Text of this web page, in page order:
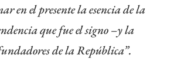
en el presente la esencia de la
que fue el signo –y la
de la República”.